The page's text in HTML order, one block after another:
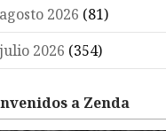
2026 (81)
2026 (354)
a Zenda